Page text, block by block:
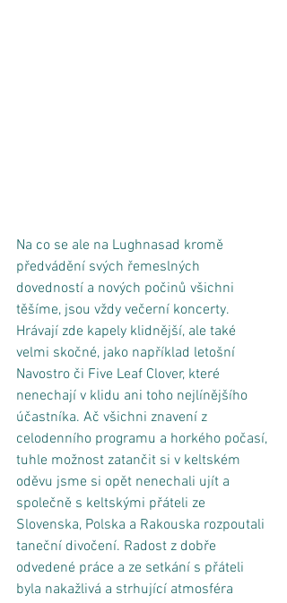
Na co se ale na Lughnasad kromě
předvádění svých řemeslných
dovedností a nových počinů všichni
těšíme, jsou vždy večerní koncerty.
Hrávají zde kapely klidnější, ale také
velmi skočné, jako například letošní
Navostro či Five Leaf Clover, které
nenechají v klidu ani toho nejlínějšího
účastníka. Ač všichni znavení z
celodenního programu a horkého počasí,
tuhle možnost zatančit si v keltském
oděvu jsme si opět nenechali ujít a
společně s keltskými přáteli ze
Slovenska, Polska a Rakouska rozpoutali
taneční divočení. Radost z dobře
odvedené práce a ze setkání s přáteli
byla nakažlivá a strhující atmosféra